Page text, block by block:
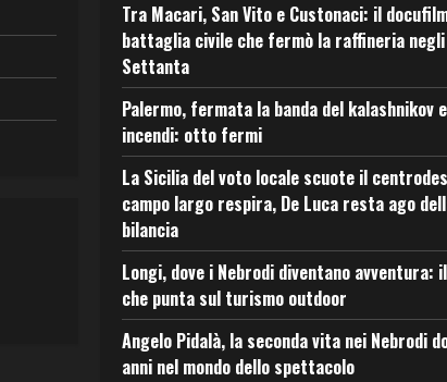
Tra Macari, San Vito e Custonaci: il
battaglia civile che fermò la raffineria
Settanta
Palermo, fermata la banda del kalashnikov
incendi: otto fermi
La Sicilia del voto locale scuote il
campo largo respira, De Luca resta ago
bilancia
Longi, dove i Nebrodi diventano avventura:
che punta sul turismo outdoor
Angelo Pidalà, la seconda vita nei Nebrodi
anni nel mondo dello spettacolo